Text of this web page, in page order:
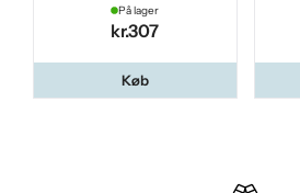
På lager
kr.307
Køb